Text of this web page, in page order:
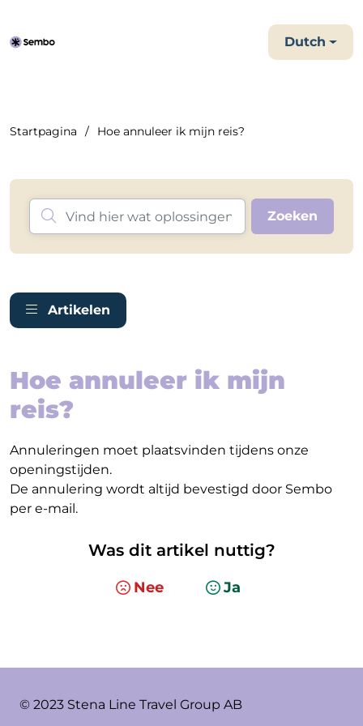
Dutch
Startpagina Hoe annuleer ik mijn reis?
Artikelen
Hoe annuleer ik mijn
reis?
Annuleringen moet plaatsvinden tijdens onze
openingstijden.
De annulering wordt altijd bevestigd door Sembo
per e-mail.
Was dit artikel nuttig?
Nee Ja
© 2023 Stena Line Travel Group AB